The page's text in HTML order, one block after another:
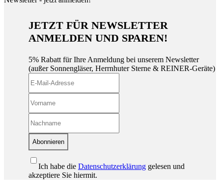
JETZT FÜR NEWSLETTER
ANMELDEN UND SPAREN!
5% Rabatt für Ihre Anmeldung bei unserem Newsletter
(außer Sonnengläser, Herrnhuter Sterne & REINER-Geräte)
Abonnieren
Ich habe die Datenschutzerklärung gelesen und
akzeptiere Sie hiermit.